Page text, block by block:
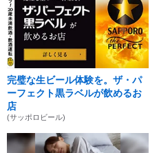
完璧な生ビール体験を。ザ・パ
ーフェクト黒ラベルが飲めるお
店
(サッポロビール)